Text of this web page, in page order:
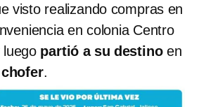
visto realizando compras en
en colonia Centro
luego partió a su destinoen
.